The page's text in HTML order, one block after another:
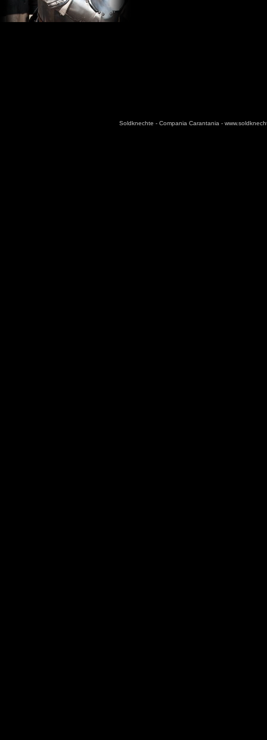
Soldknechte - Compania Carantania -